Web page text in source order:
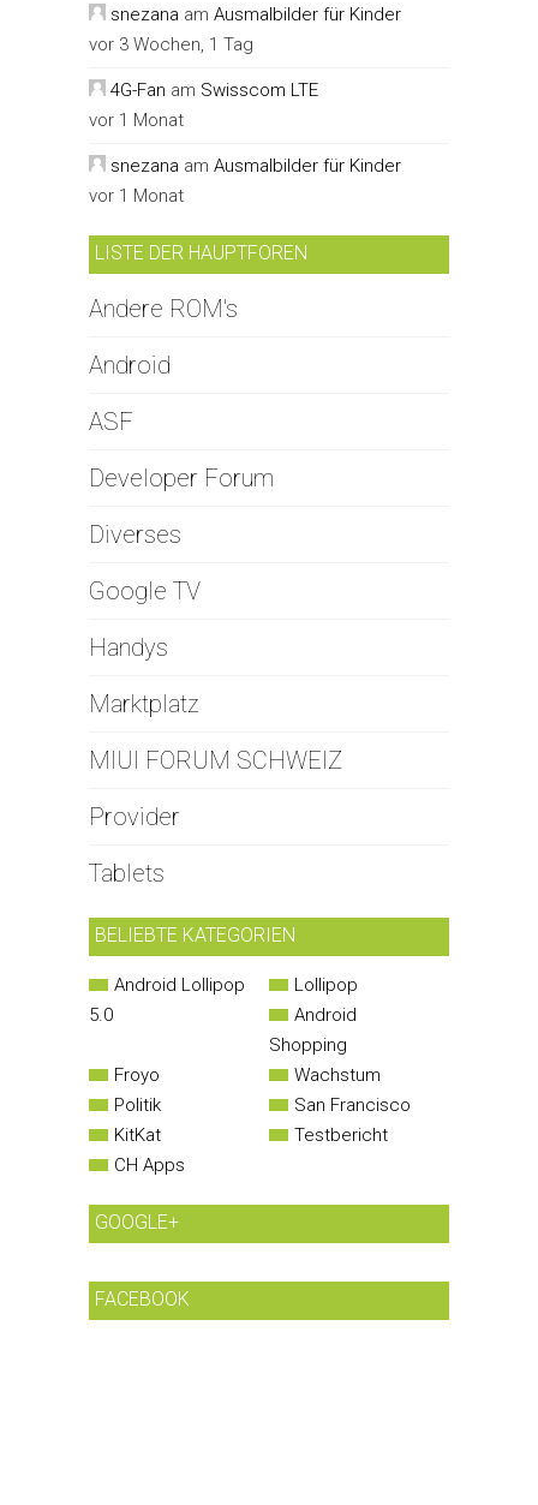
snezana am Ausmalbilder für Kinder
vor 3 Wochen, 1 Tag
4G-Fan am Swisscom LTE
vor 1 Monat
snezana am Ausmalbilder für Kinder
vor 1 Monat
LISTE DER HAUPTFOREN
Andere ROM's
Android
ASF
Developer Forum
Diverses
Google TV
Handys
Marktplatz
MIUI FORUM SCHWEIZ
Provider
Tablets
BELIEBTE KATEGORIEN
Android Lollipop
5.0
Lollipop
Android
Shopping
Froyo
Wachstum
Politik
San Francisco
KitKat
Testbericht
CH Apps
GOOGLE+
FACEBOOK